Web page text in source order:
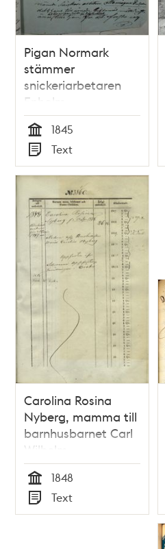
Pigan Normark
stämmer
snickeriarbetaren
Enholm -
faderskapsmål
Tid
1845
Typ
Text
Carolina Rosina
Nyberg, mamma till
barnhusbarnet Carl
Wilhelm
Tid
1848
Typ
Text